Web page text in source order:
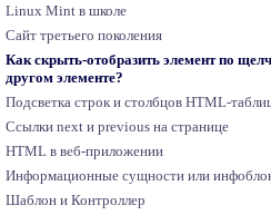
Linux Mint в школе
Сайт третьего поколения
Как скрыть-отобразить элемент по
другом элементе?
Подсветка строк и столбцов HTML-
Ссылки next и previous на странице
HTML в веб-приложении
Информационные сущности или
Шаблон и Контроллер